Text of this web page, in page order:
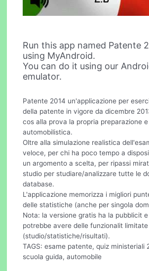
Run this app named Patente
using MyAndroid.
You can do it using our
emulator.
Patente 2014 un'applicazione per
della patente in vigore da dicembre
cos alla prova la propria preparazione
automobilistica.
Oltre alla simulazione realistica
veloce, per chi ha poco tempo a
un argomento a scelta, per ripassi
studio per studiare/analizzare tutte le
database.
L'applicazione memorizza i migliori
delle statistiche (anche per singola
Nota: la versione gratis ha la pubblicit
potrebbe avere delle funzionalit limitate
(studio/statistiche/risultati).
TAGS: esame patente, quiz ministeriali
scuola guida, automobile